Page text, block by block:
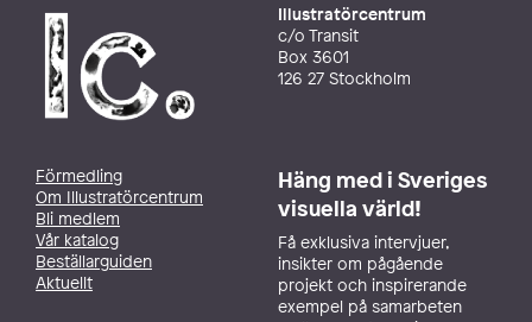
Illustratörcentrum
c/o Transit
Box 3601
126 27 Stockholm
Förmedling
Om Illustratörcentrum
Bli medlem
Vår katalog
Beställarguiden
Aktuellt
Häng med i Sveriges
visuella värld!
Få exklusiva intervjuer,
insikter om pågående
projekt och inspirerande
exempel på samarbeten